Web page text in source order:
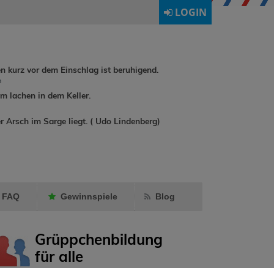
LOGIN
rene90hat
kurz vor dem Einschlag ist beruhigend.
lachen in dem Keller.
Arsch im Sarge liegt. ( Udo Lindenberg)
FAQ Gewinnspiele Blog
Grüppchenbildung
für alle